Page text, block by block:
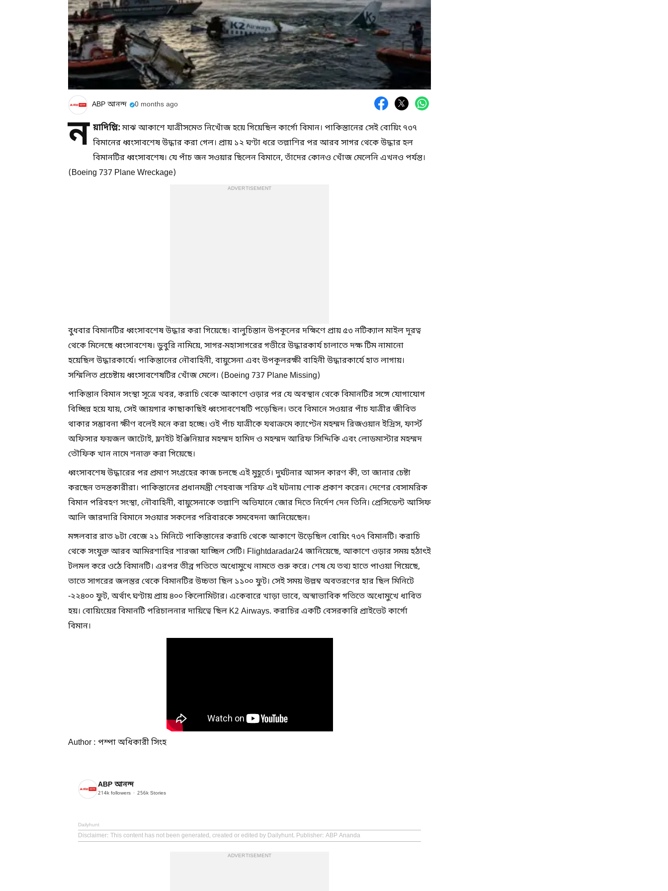
ABP আনন্দ 0 months ago
ন য়াদিল্লি:মাঝ আকাশে যাত্রীসমেত নিখোঁজ হয়ে গিয়েছিল কার্গো বিমান। পাকিস্তানের সেই বোয়িং ৭৩৭
বিমানের ধ্বংসাবশেষ উদ্ধার করা গেল। প্রায় ১২ ঘণ্টা ধরে তল্লাশির পর আরব সাগর থেকে উদ্ধার হল
বিমানটির ধ্বংসাবশেষ। যে পাঁচ জন সওয়ার ছিলেন বিমানে, তাঁদের কোনও খোঁজ মেলেনি এখনও পর্যন্ত।
(Boeing 737 Plane Wreckage)
ADVERTISEMENT
বুধবার বিমানটির ধ্বংসাবশেষ উদ্ধার করা গিয়েছে। বালুচিস্তান উপকূলের দক্ষিণে প্রায় ৫৩ নটিক্যাল মাইল দূরত্ব
থেকে মিলেছে ধ্বংসাবশেষ। ডুবুরি নামিয়ে, সাগর-মহাসাগরের গভীরে উদ্ধারকার্য চালাতে দক্ষ টিম নামানো
হয়েছিল উদ্ধারকার্যে। পাকিস্তানের নৌবাহিনী, বায়ুসেনা এবং উপকূলরক্ষী বাহিনী উদ্ধারকার্যে হাত লাগায়।
সম্মিলিত প্রচেষ্টায় ধ্বংসাবশেষটির খোঁজ মেলে। (Boeing 737 Plane Missing)
পাকিস্তান বিমান সংস্থা সূত্রে খবর, করাচি থেকে আকাশে ওড়ার পর যে অবস্থান থেকে বিমানটির সঙ্গে যোগাযোগ
বিচ্ছিন্ন হয়ে যায়, সেই জায়গার কাছাকাছিই ধ্বংসাবশেষটি পড়েছিল। তবে বিমানে সওয়ার পাঁচ যাত্রীর জীবিত
থাকার সম্ভাবনা ক্ষীণ বলেই মনে করা হচ্ছে। ওই পাঁচ যাত্রীকে যথাক্রমে ক্যাপ্টেন মহম্মদ রিজওয়ান ইদ্রিস, ফার্স্ট
অফিসার ফয়জল জাটোই, ফ্লাইট ইঞ্জিনিয়ার মহম্মদ হামিদ ও মহম্মদ আরিফ সিদ্দিকি এবং লোডমাস্টার মহম্মদ
তৌফিক খান নামে শনাক্ত করা গিয়েছে।
ধ্বংসাবশেষ উদ্ধারের পর প্রমাণ সংগ্রহের কাজ চলছে এই মুহূর্তে। দুর্ঘটনার আসল কারণ কী, তা জানার চেষ্টা
করছেন তদন্তকারীরা। পাকিস্তানের প্রধানমন্ত্রী শেহবাজ শরিফ এই ঘটনায় শোক প্রকাশ করেন। দেশের বেসামরিক
বিমান পরিবহণ সংস্থা, নৌবাহিনী, বায়ুসেনাকে তল্লাশি অভিযানে জোর দিতে নির্দেশ দেন তিনি। প্রেসিডেন্ট আসিফ
আলি জারদারি বিমানে সওয়ার সকলের পরিবারকে সমবেদনা জানিয়েছেন।
মঙ্গলবার রাত ৯টা বেজে ২১ মিনিটে পাকিস্তানের করাচি থেকে আকাশে উড়েছিল বোয়িং ৭৩৭ বিমানটি। করাচি
থেকে সংযুক্ত আরব আমিরশাহির শারজা যাচ্ছিল সেটি। Flightdaradar24 জানিয়েছে, আকাশে ওড়ার সময় হঠাৎই
টলমল করে ওঠে বিমানটি। এরপর তীব্র গতিতে অধোমুখে নামতে শুরু করে। শেষ যে তথ্য হাতে পাওয়া গিয়েছে,
তাতে সাগরের জলস্তর থেকে বিমানটির উচ্চতা ছিল ১১০০ ফুট। সেই সময় উল্লম্ব অবতরণের হার ছিল মিনিটে
-২২৪০০ ফুট, অর্থাৎ ঘণ্টায় প্রায় ৪০০ কিলোমিটার। একেবারে খাড়া ভাবে, অস্বাভাবিক গতিতে অধোমুখে ধাবিত
হয়। বোয়িংয়ের বিমানটি পরিচালনার দায়িত্বে ছিল K2 Airways. করাচির একটি বেসরকারি প্রাইভেট কার্গো
বিমান।
Author : পম্পা অধিকারী সিংহ
ABP আনন্দ
214k followers 256k Stories
Dailyhunt
Disclaimer: This content has not been generated, created or edited by Dailyhunt. Publisher: ABP Ananda
ADVERTISEMENT